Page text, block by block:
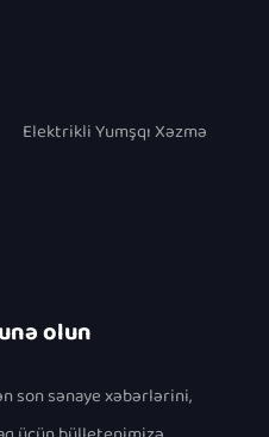
Elektrikli Yumşqı Xəzmə
olun
son sənaye xəbərlərini,